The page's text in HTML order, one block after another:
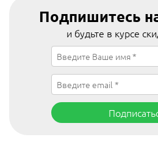
Подпишитесь
и будьте в курсе